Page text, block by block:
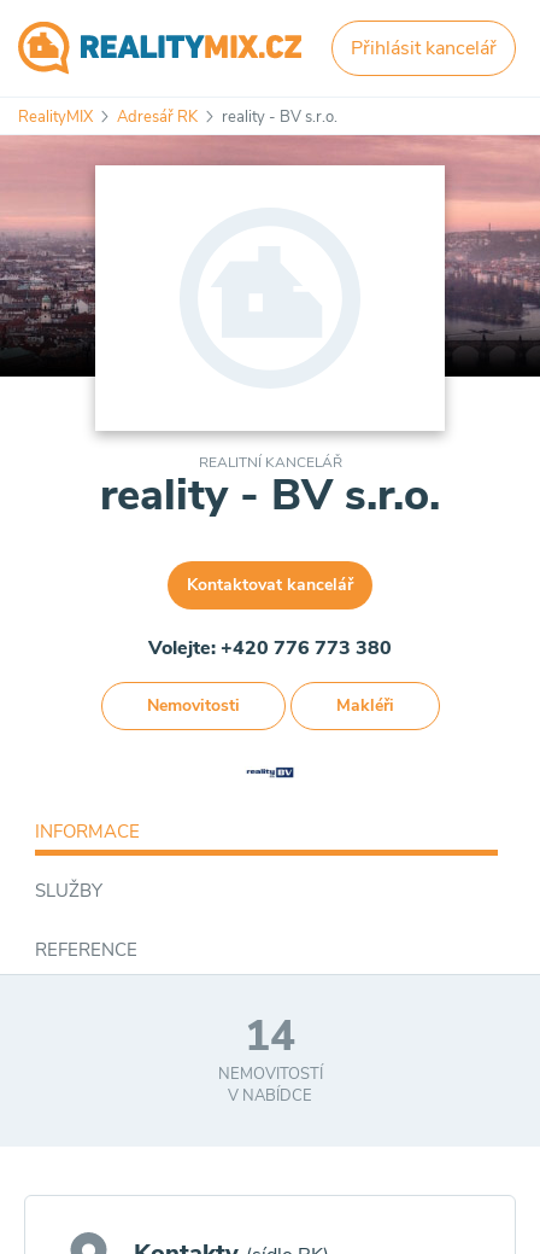
Přihlásit kancelář
RealityMIX Adresář RK reality - BV s.r.o.
REALITNÍ KANCELÁŘ
reality - BV s.r.o.
Kontaktovat kancelář
Volejte: +420 776 773 380
Nemovitosti Makléři
INFORMACE
SLUŽBY
REFERENCE
14
NEMOVITOSTÍ
V NABÍDCE